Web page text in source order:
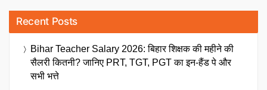
Recent Posts
Bihar Teacher Salary 2026: बिहार शिक्षक की महीने की
सैलरी कितनी? जानिए PRT, TGT, PGT का इन-हैंड पे और
सभी भत्ते